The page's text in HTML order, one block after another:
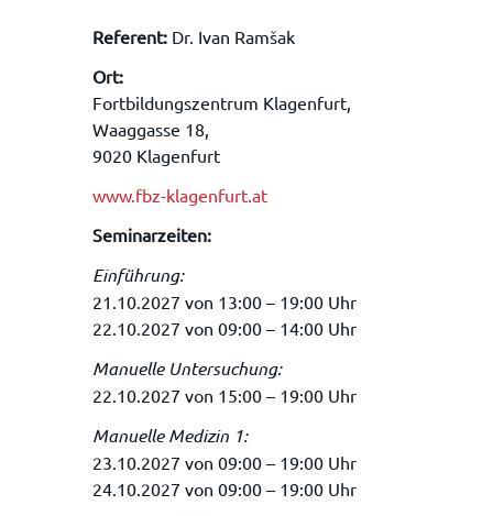
Referent: Dr. Ivan Ramšak
Ort:
Fortbildungszentrum Klagenfurt,
Waaggasse 18,
9020 Klagenfurt
www.fbz-klagenfurt.at
Seminarzeiten:
Einführung:
21.10.2027 von 13:00 – 19:00 Uhr
22.10.2027 von 09:00 – 14:00 Uhr
Manuelle Untersuchung:
22.10.2027 von 15:00 – 19:00 Uhr
Manuelle Medizin 1:
23.10.2027 von 09:00 – 19:00 Uhr
24.10.2027 von 09:00 – 19:00 Uhr